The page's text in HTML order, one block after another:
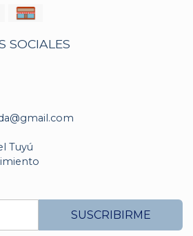
SOCIALES
Tuyú
SUSCRIBIRME